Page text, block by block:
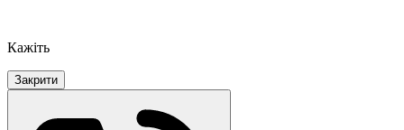
Кажіть
Закрити